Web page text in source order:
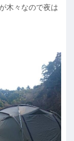
木々なので夜は